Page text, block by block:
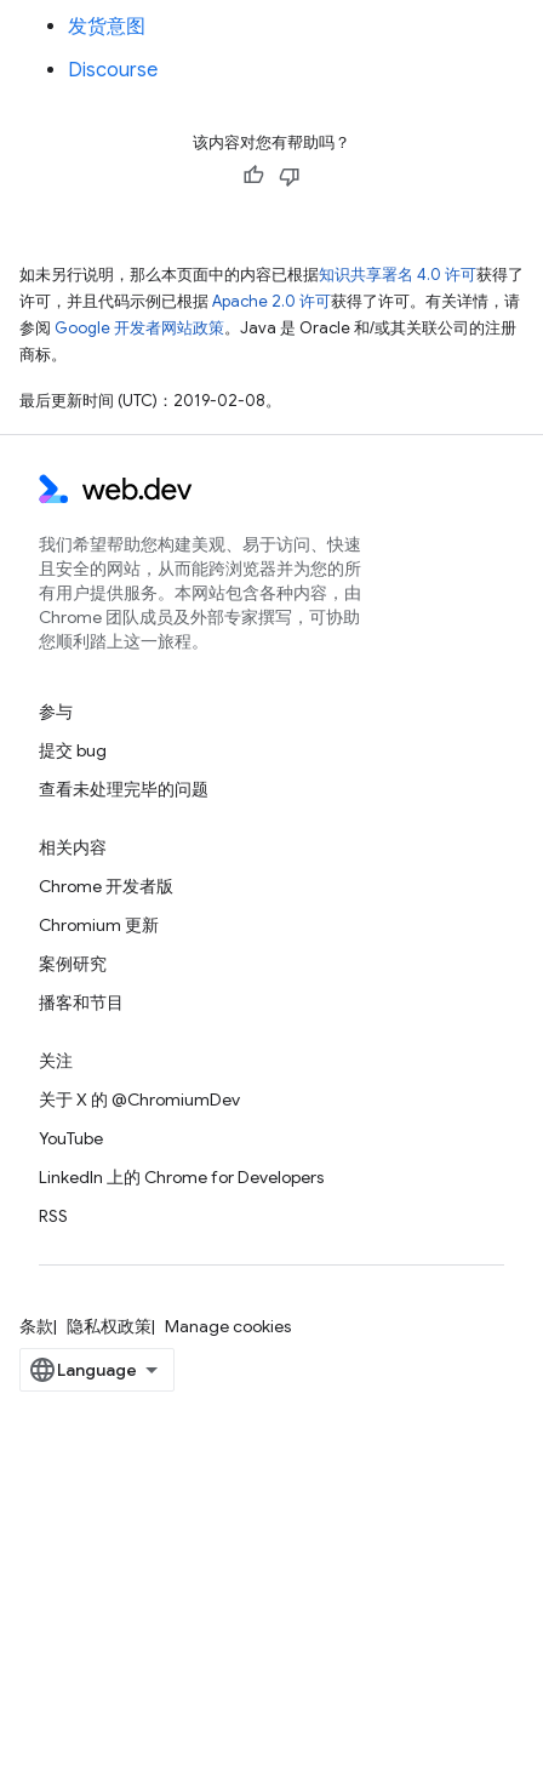
发货意图
Discourse
该内容对您有帮助吗？
如未另行说明，那么本页面中的内容已根据知识共享署名 4.0 许可获得了
许可，并且代码示例已根据Apache 2.0 许可获得了许可。有关详情，请
参阅 Google 开发者网站政策。Java 是 Oracle 和/或其关联公司的注册
商标。
最后更新时间 (UTC)：2019-02-08。
我们希望帮助您构建美观、易于访问、快速
且安全的网站，从而能跨浏览器并为您的所
有用户提供服务。本网站包含各种内容，由
Chrome 团队成员及外部专家撰写，可协助
您顺利踏上这一旅程。
参与
提交 bug
查看未处理完毕的问题
相关内容
Chrome 开发者版
Chromium 更新
案例研究
播客和节目
关注
关于 X 的 @ChromiumDev
YouTube
LinkedIn 上的 Chrome for Developers
RSS
条款 隐私权政策 Manage cookies